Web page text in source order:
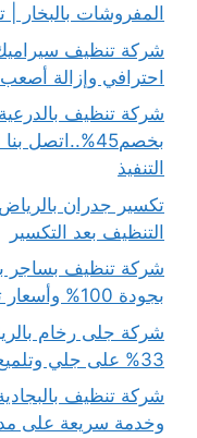
المفروشات بالبخار |
احترافي وإزالة أصعب البقع
شركة تنظيف
التنفيذ
التنظيف بعد التكسير
بجودة 100% وأسعار تنافسية
شركة جلى رخام
33% على جلي وتلميع رخام الدرج والمطبخ
شركة تنظيف
وخدمة سريعة على